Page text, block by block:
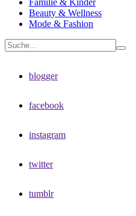
Familie & Kinder
Beauty & Wellness
Mode & Fashion
blogger
facebook
instagram
twitter
tumblr